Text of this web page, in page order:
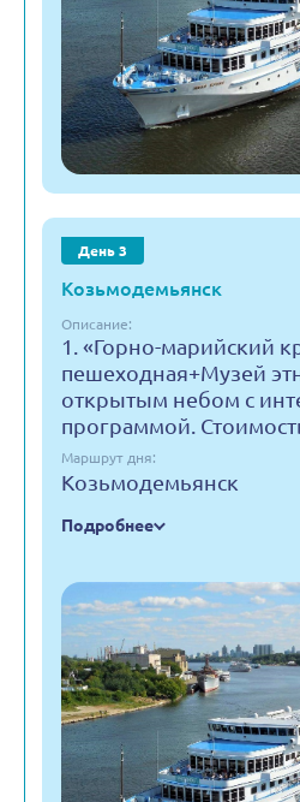
День 3
Козьмодемьянск
Описание:
1. «Горно-марийский
пешеходная+Музей
открытым небом с
программой.
Маршрут дня:
Козьмодемьянск
Подробнее